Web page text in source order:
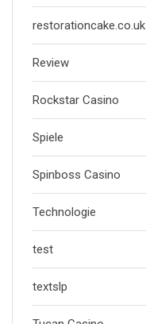
restorationcake.co.uk
Review
Rockstar Casino
Spiele
Spinboss Casino
Technologie
test
textslp